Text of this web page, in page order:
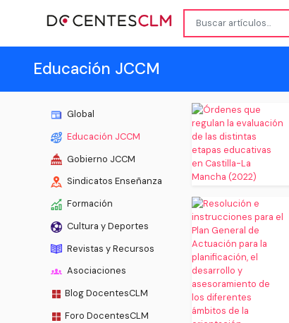
Educación JCCM
Global
Educación JCCM
Gobierno JCCM
Sindicatos Enseñanza
Formación
Cultura y Deportes
Revistas y Recursos
Asociaciones
Blog DocentesCLM
Foro DocentesCLM